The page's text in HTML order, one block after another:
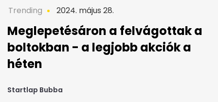
Trending 2024. május 28.
Meglepetésáron a felvágottak a
boltokban - a legjobb akciók a
héten
Startlap Bubba